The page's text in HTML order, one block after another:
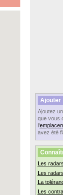
Ajouter
Ajoutez un
que vous
l'
avez été
Les
Les
La
Les